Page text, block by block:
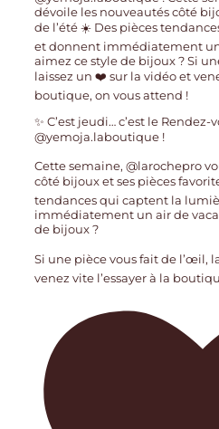
✨ C’est jeudi… c’est le Rendez-
@yemoja.laboutique !
Cette semaine, @larochepro
côté bijoux et ses pièces
tendances qui captent la
immédiatement un air de
de bijoux ?
Si une pièce vous fait de l’œil,
venez vite l’essayer à la